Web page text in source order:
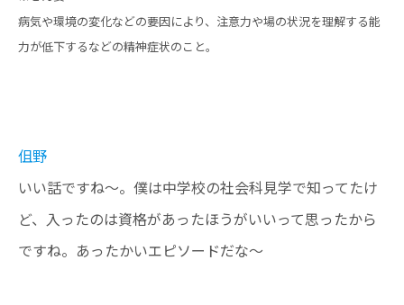
病気や環境の変化などの要因により、注意力や場の状況を理解する能
力が低下するなどの精神症状のこと。
伹野
いい話ですね〜。僕は中学校の社会科見学で知ってたけ
ど、入ったのは資格があったほうがいいって思ったから
ですね。あったかいエピソードだな〜